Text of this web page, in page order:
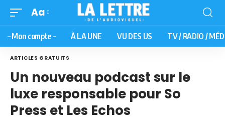
Aa
– Mon compte – À LA UNE VU DES US TV / RADIO /
ARTICLES GRATUITS
Un nouveau podcast sur le
luxe responsable pour So
Press et Les Echos